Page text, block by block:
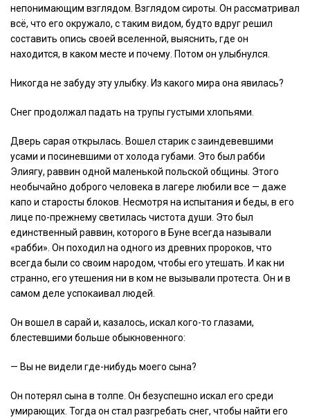
непонимающим взглядом. Взглядом сироты. Он рассматривал
всё, что его окружало, с таким видом, будто вдруг решил
составить опись своей вселенной, выяснить, где он
находится, в каком месте и почему. Потом он улыбнулся.
Никогда не забуду эту улыбку. Из какого мира она явилась?
Снег продолжал падать на трупы густыми хлопьями.
Дверь сарая открылась. Вошел старик с заиндевевшими
усами и посиневшими от холода губами. Это был рабби
Элиягу, раввин одной маленькой польской общины. Этого
необычайно доброго человека в лагере любили все — даже
капо и старосты блоков. Несмотря на испытания и беды, в его
лице по-прежнему светилась чистота души. Это был
единственный раввин, которого в Буне всегда называли
«рабби». Он походил на одного из древних пророков, что
всегда были со своим народом, чтобы его утешать. И как ни
странно, его утешения ни в ком не вызывали протеста. Он и в
самом деле успокаивал людей.
Он вошел в сарай и, казалось, искал кого-то глазами,
блестевшими больше обыкновенного:
— Вы не видели где-нибудь моего сына?
Он потерял сына в толпе. Он безуспешно искал его среди
умирающих. Тогда он стал разгребать снег, чтобы найти его